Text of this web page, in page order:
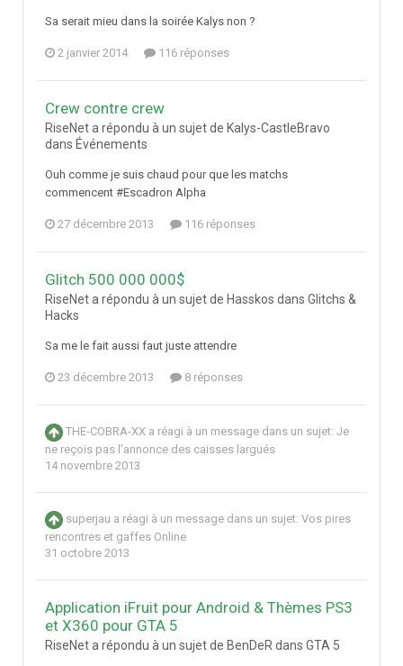
Sa serait mieu dans la soirée Kalys non ?
2 janvier 2014 116 réponses
Crew contre crew
RiseNet a répondu à un sujet de Kalys-CastleBravo
dans Événements
Ouh comme je suis chaud pour que les matchs
commencent #Escadron Alpha
27 décembre 2013 116 réponses
Glitch 500 000 000$
RiseNet a répondu à un sujet de Hasskos dans Glitchs &
Hacks
Sa me le fait aussi faut juste attendre
23 décembre 2013 8 réponses
THE-COBRA-XX a réagi à un message dans un sujet: Je
ne reçois pas l'annonce des caisses largués
14 novembre 2013
superjau a réagi à un message dans un sujet: Vos pires
rencontres et gaffes Online
31 octobre 2013
Application iFruit pour Android & Thèmes PS3
et X360 pour GTA 5
RiseNet a répondu à un sujet de BenDeR dans GTA 5